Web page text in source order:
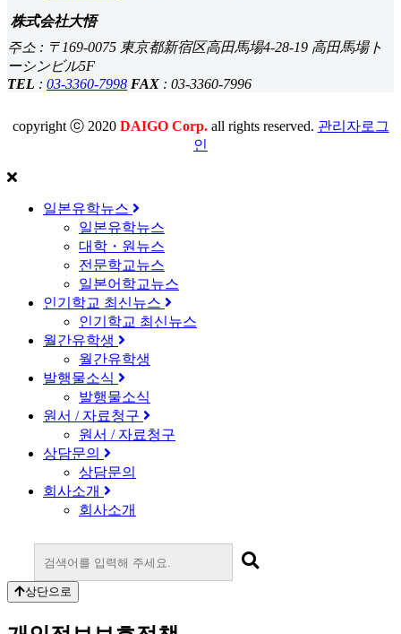
株式会社大悟
주소 : 〒169-0075 東京都新宿区高田馬場4-28-19 高田馬場ト
ーシンビル5F
TEL : 03-3360-7998 FAX : 03-3360-7996
copyright ⓒ 2020 DAIGO Corp.all rights reserved. 관리자로그
인
일본유학뉴스
일본유학뉴스
대학・원뉴스
전문학교뉴스
일본어학교뉴스
인기학교 최신뉴스
인기학교 최신뉴스
월간유학생
월간유학생
발행물소식
발행물소식
원서 / 자료청구
원서 / 자료청구
상담문의
상담문의
회사소개
회사소개
상단으로